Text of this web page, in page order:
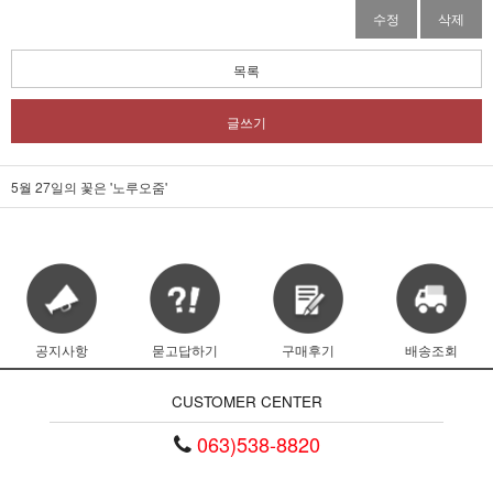
수정 삭제
목록
글쓰기
5월 27일의 꽃은 '노루오줌'
공지사항 묻고답하기 구매후기 배송조회
CUSTOMER CENTER
063)538-8820